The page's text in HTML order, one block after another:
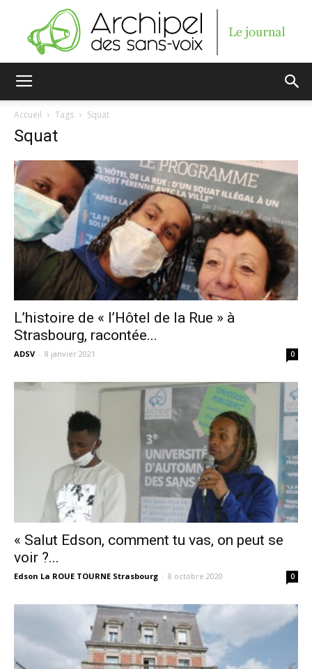
sans-
voix
Accueil Tags Squat
Squat
L’histoire de « l’Hôtel de la Rue » à
Strasbourg, racontée...
ADSV - 8 janvier 2021 0
« Salut Edson, comment tu vas, on peut se
voir ?...
Edson La ROUE TOURNE Strasbourg - 8 octobre 2020 0